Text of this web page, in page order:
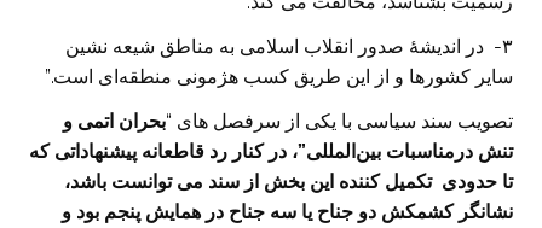
۳- در اندیشۀ صدور انقلاب اسلامی به مناطق شیعه نشین
سایر کشورها و از این طریق کسب هژمونی منطقه‌ای است.”
تصویب سند سیاسی با یکی از سرفصل های “بحران اتمی و
تنش درمناسبات بین‌المللی”، در کنار رد قاطعانه پیشنهاداتی که
تا حدودی تکمیل کننده این بخش از سند می توانست باشد،
نشانگر کشمکش دو جناح یا سه جناح در همایش پنجم بود و